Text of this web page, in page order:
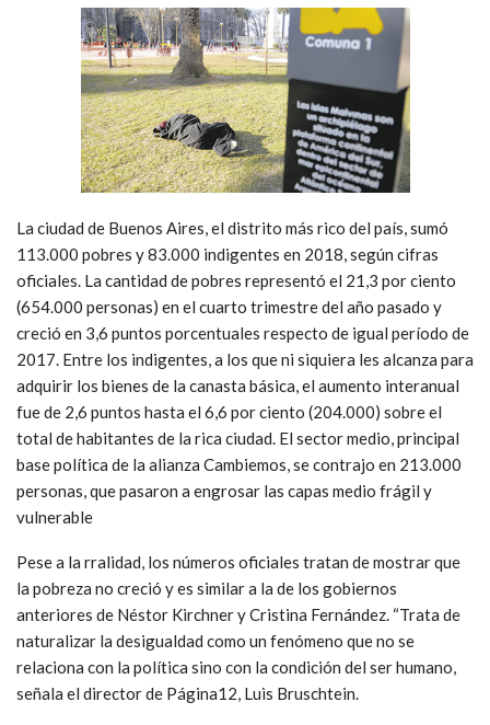
La ciudad de Buenos Aires, el distrito más rico del país, sumó
113.000 pobres y 83.000 indigentes en 2018, según cifras
oficiales. La cantidad de pobres representó el 21,3 por ciento
(654.000 personas) en el cuarto trimestre del año pasado y
creció en 3,6 puntos porcentuales respecto de igual período de
2017. Entre los indigentes, a los que ni siquiera les alcanza para
adquirir los bienes de la canasta básica, el aumento interanual
fue de 2,6 puntos hasta el 6,6 por ciento (204.000) sobre el
total de habitantes de la rica ciudad. El sector medio, principal
base política de la alianza Cambiemos, se contrajo en 213.000
personas, que pasaron a engrosar las capas medio frágil y
vulnerable
Pese a la rralidad, los números oficiales tratan de mostrar que
la pobreza no creció y es similar a la de los gobiernos
anteriores de Néstor Kirchner y Cristina Fernández. “Trata de
naturalizar la desigualdad como un fenómeno que no se
relaciona con la política sino con la condición del ser humano,
señala el director de Página12, Luis Bruschtein.